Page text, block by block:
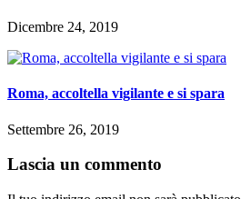
Dicembre 24, 2019
Roma, accoltella vigilante e si spara
Settembre 26, 2019
Lascia un commento